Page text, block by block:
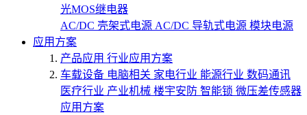
光MOS继电器
AC/DC 壳架式电源 AC/DC 导轨式电源 模块电源
应用方案
产品应用 行业应用方案
车载设备 电脑相关 家电行业 能源行业 数码通讯
医疗行业 产业机械 楼宇安防 智能锁 微压差传感器
应用方案